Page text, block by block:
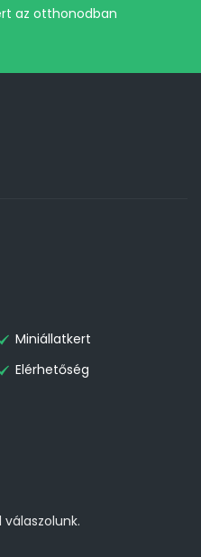
az otthonodban
Miniállatkert
Elérhetőség